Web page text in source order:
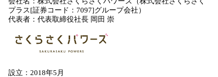
プラス[証券コード：7097]グループ会社）
代表者：代表取締役社長 岡田 崇
設立：2018年5月